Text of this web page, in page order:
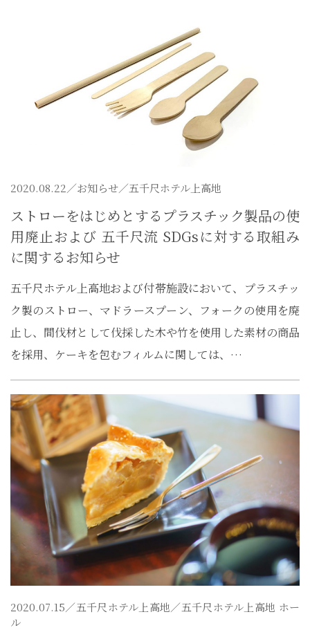
2020.08.22／お知らせ／五千尺ホテル上高地
ストローをはじめとするプラスチック製品の使
用廃止および 五千尺流 SDGsに対する取組み
に関するお知らせ
五千尺ホテル上高地および付帯施設において、プラスチッ
ク製のストロー、マドラースプーン、フォークの使用を廃
止し、間伐材として伐採した木や竹を使用した素材の商品
を採用、ケーキを包むフィルムに関しては、…
2020.07.15／五千尺ホテル上高地／五千尺ホテル上高地 ホー
ル